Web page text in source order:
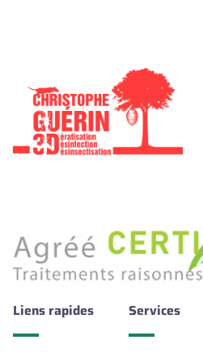
Liens rapides Services